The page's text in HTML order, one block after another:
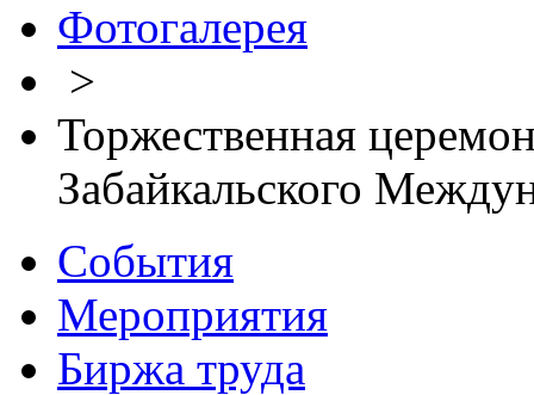
Фотогалерея
>
Торжественная
Забайкальского
События
Мероприятия
Биржа труда